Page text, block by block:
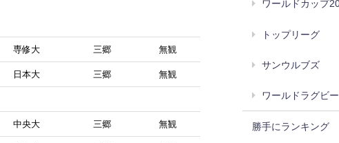
専修大 三郷 無観
日本大 三郷 無観
中央大 三郷 無観
ワールドカップ
トップリーグ
サンウルブズ
ワールドラグビー
勝手にランキング